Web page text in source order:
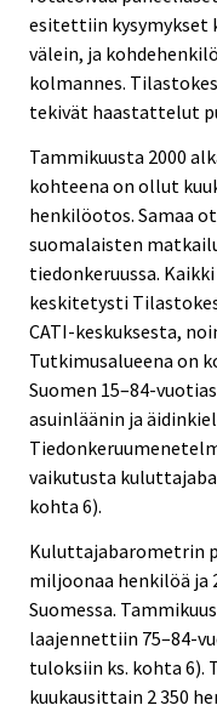
esitettiin kysymykset
välein, ja
kolmannes.
tekivät haastattelut
Tammikuusta 2000
kohteena on ollut
henkilöotos. Samaa
suomalaisten
tiedonkeruussa.
keskitetysti
CATI-keskuksesta,
Tutkimusalueena on
Suomen 15–84-
asuinläänin ja
vaikutusta
kohta 6).
Kuluttajabarometrin
miljoonaa henkilöä
Suomessa.
laajennettiin 75–84-
tuloksiin ks. kohta
kuukausittain 2 350